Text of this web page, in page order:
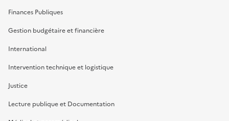
Finances Publiques
Gestion budgétaire et financière
International
Intervention technique et logistique
Justice
Lecture publique et Documentation